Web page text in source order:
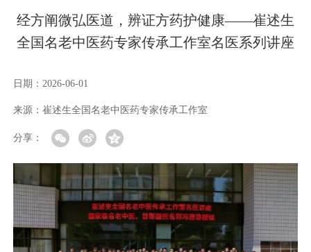
经方阐微弘医道，辨证方药护健康——崔述生
全国名老中医药专家传承工作室名医系列讲座
日期： 2026-06-01
来源： 崔述生全国名老中医药专家传承工作室
分享：